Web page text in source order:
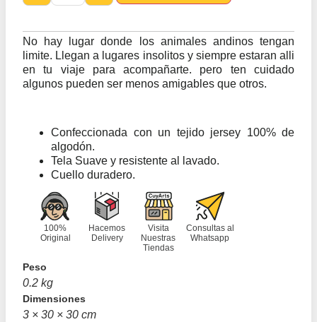
No hay lugar donde los animales andinos tengan
limite. Llegan a lugares insolitos y siempre estaran alli
en tu viaje para acompañarte. pero ten cuidado
algunos pueden ser menos amigables que otros.
Confeccionada con un tejido jersey 100% de
algodón.
Tela Suave y resistente al lavado.
Cuello duradero.
100%
Original
Hacemos
Delivery
Visita
Nuestras
Tiendas
Consultas al
Whatsapp
Peso
0.2 kg
Dimensiones
3 × 30 × 30 cm